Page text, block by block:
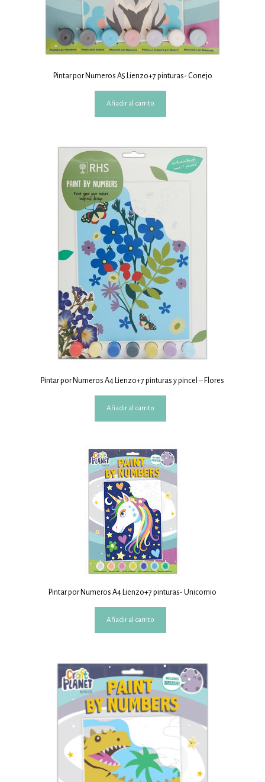
Pintar por Numeros A5 Lienzo+7 pinturas- Conejo
Añadir al carrito
Pintar por Numeros A4 Lienzo+7 pinturas y pincel – Flores
Añadir al carrito
Pintar por Numeros A4 Lienzo+7 pinturas- Unicornio
Añadir al carrito